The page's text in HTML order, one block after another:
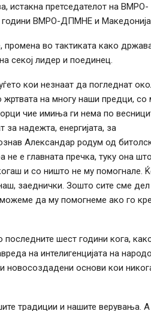
истакна претседателот на ВМРО-
години ВМРО-ДПМНЕ и
промена во тактиката како
секој лидер и поединец.
кои незнаат да погледнат
жртвата на многу наши предци, со
чие имиња ги нема по
надежта, енергијата, за
Александар родум од
е главната пречка, туку она што
и со ништо не му помогнале.
заеднички. Зошто сите сме
да му помогнеме ако го
шест години кога,
на интелигенцијата на
новосоздадени основи кои
традиции и нашите верувања. А